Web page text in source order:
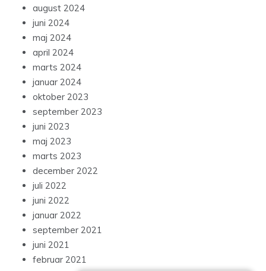
august 2024
juni 2024
maj 2024
april 2024
marts 2024
januar 2024
oktober 2023
september 2023
juni 2023
maj 2023
marts 2023
december 2022
juli 2022
juni 2022
januar 2022
september 2021
juni 2021
februar 2021